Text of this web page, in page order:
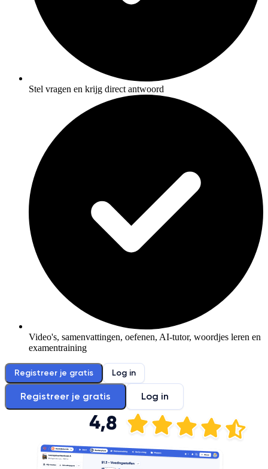
Stel vragen en krijg direct antwoord
Video's, samenvattingen, oefenen, AI-tutor, woordjes leren en
examentraining
Registreer je gratis Log in
Registreer je gratis Log in